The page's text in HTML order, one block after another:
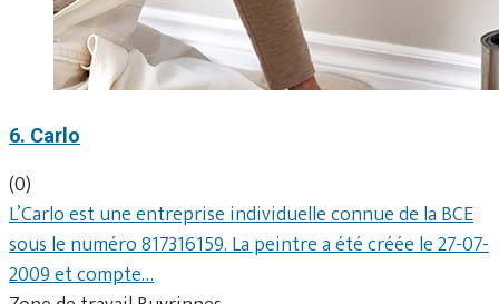
6. Carlo
(0)
L’Carlo est une entreprise individuelle connue de la BCE
sous le numéro 817316159. La peintre a été créée le 27-07-
2009 et compte…